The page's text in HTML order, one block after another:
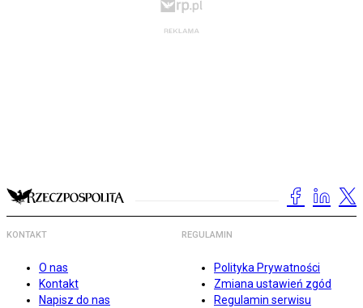
KONTAKT
O nas
Kontakt
Napisz do nas
REGULAMIN
Polityka Prywatności
Zmiana ustawień zgód
Regulamin serwisu